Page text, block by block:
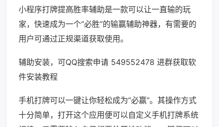
小程序打牌提高胜率辅助是一款可以让一直输的玩
家，快速成为一个“必胜”的输赢辅助神器，有需要的
用户可通过正规渠道获取使用。
辅助安装，可QQ搜索申请 549552478 进群获取软
件安装教程
手机打牌可以一键让你轻松成为“必赢”。其操作方式
十分简单，打开这个应用便可以自定义手机打牌系统